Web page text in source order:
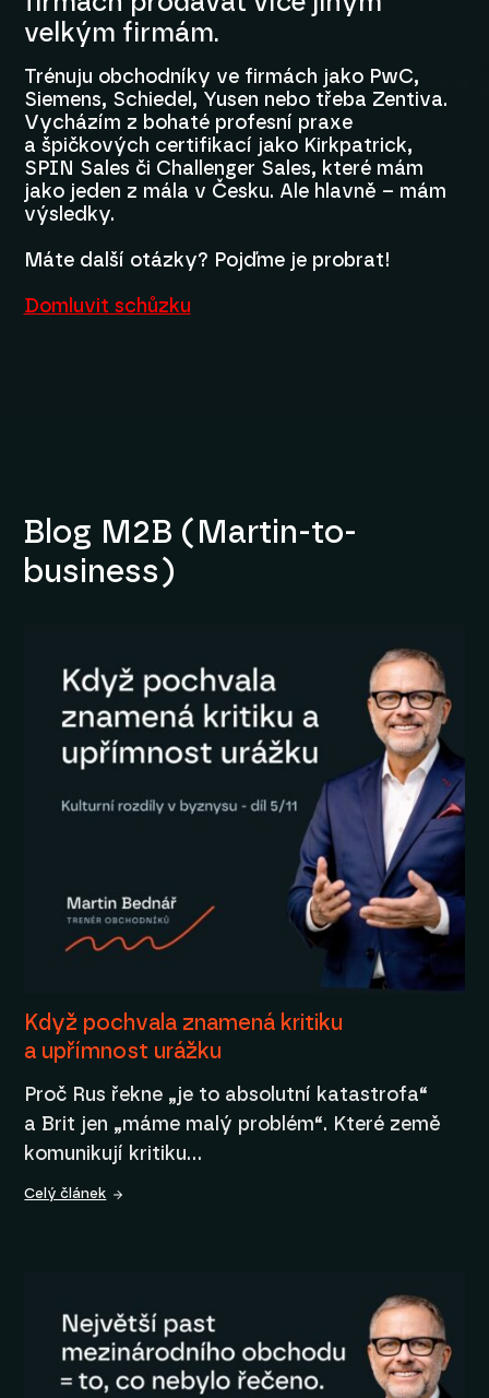
velkým firmám.
Trénuju obchodníky ve firmách jako PwC,
Siemens, Schiedel, Yusen nebo třeba Zentiva.
Vycházím z bohaté profesní praxe
a špičkových certifikací jako Kirkpatrick,
SPIN Sales či Challenger Sales, které mám
jako jeden z mála v Česku. Ale hlavně – mám
výsledky.
Máte další otázky? Pojďme je probrat!
Domluvit schůzku
Blog M2B (Martin-to-
business)
Když pochvala znamená kritiku
a upřímnost urážku
Proč Rus řekne „je to absolutní katastrofa“
a Brit jen „máme malý problém“. Které země
komunikují kritiku…
Celý článek